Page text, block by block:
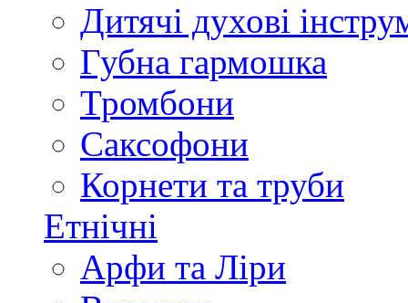
Дитячі духові
Губна гармошка
Тромбони
Саксофони
Корнети та труби
Етнічні
Арфи та Ліри